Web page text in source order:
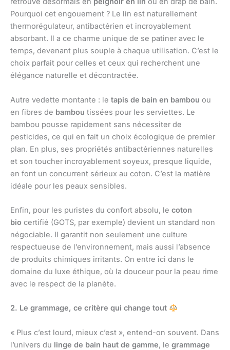
Pourquoi cet engouement ? Le lin est naturellement
thermorégulateur, antibactérien et incroyablement
absorbant. Il a ce charme unique de se patiner avec le
temps, devenant plus souple à chaque utilisation. C’est le
choix parfait pour celles et ceux qui recherchent une
élégance naturelle et décontractée.
Autre vedette montante : le tapis de bain en bambou ou
en fibres de bambou tissées pour les serviettes. Le
bambou pousse rapidement sans nécessiter de
pesticides, ce qui en fait un choix écologique de premier
plan. En plus, ses propriétés antibactériennes naturelles
et son toucher incroyablement soyeux, presque liquide,
en font un concurrent sérieux au coton. C’est la matière
idéale pour les peaux sensibles.
Enfin, pour les puristes du confort absolu, le coton
bio certifié (GOTS, par exemple) devient un standard non
négociable. Il garantit non seulement une culture
respectueuse de l’environnement, mais aussi l’absence
de produits chimiques irritants. On entre ici dans le
domaine du luxe éthique, où la douceur pour la peau rime
avec le respect de la planète.
2. Le grammage, ce critère qui change tout
« Plus c’est lourd, mieux c’est », entend-on souvent. Dans
l’univers du linge de bain haut de gamme, le grammage